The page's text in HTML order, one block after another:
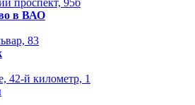
проспект, 95б
в ВАО
83
42-й километр, 1